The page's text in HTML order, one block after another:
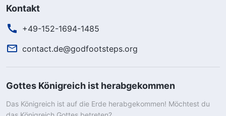
Kontakt
+49-152-1694-1485
contact.de@godfootsteps.org
Gottes Königreich ist herabgekommen
Das Königreich ist auf die Erde herabgekommen! Möchtest du